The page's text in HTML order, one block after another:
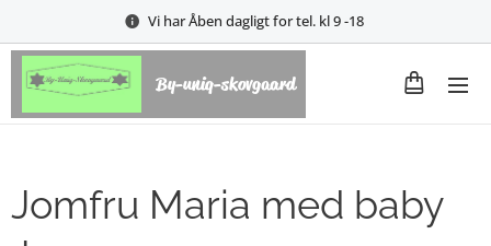
Vi har Åben dagligt for tel. kl 9 -18
By-uniq-skovgaard
Jomfru Maria med baby